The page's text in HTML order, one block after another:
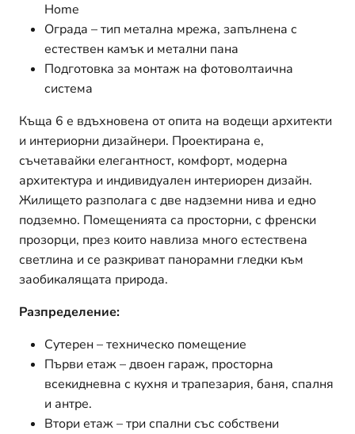
Home
Ограда – тип метална мрежа, запълнена с
естествен камък и метални пана
Подготовка за монтаж на фотоволтаична
система
Къща 6 е вдъхновена от опита на водещи архитекти
и интериорни дизайнери. Проектирана е,
съчетавайки елегантност, комфорт, модерна
архитектура и индивидуален интериорен дизайн.
Жилището разполага с две надземни нива и едно
подземно. Помещенията са просторни, с френски
прозорци, през които навлиза много естествена
светлина и се разкриват панорамни гледки към
заобикалящата природа.
Разпределение:
Сутерен – техническо помещение
Първи етаж – двоен гараж, просторна
всекидневна с кухня и трапезария, баня, спалня
и антре.
Втори етаж – три спални със собствени